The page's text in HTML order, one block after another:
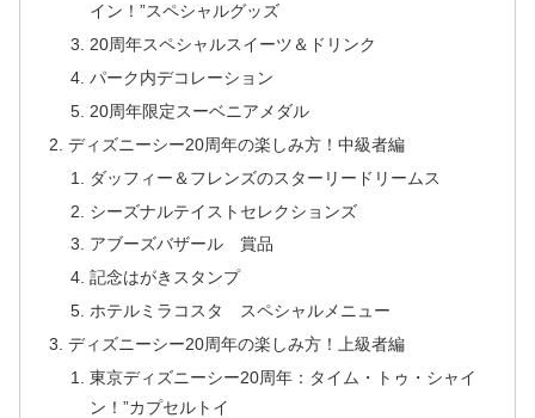
イン！”スペシャルグッズ
20周年スペシャルスイーツ＆ドリンク
パーク内デコレーション
20周年限定スーベニアメダル
ディズニーシー20周年の楽しみ方！中級者編
ダッフィー＆フレンズのスターリードリームス
シーズナルテイストセレクションズ
アブーズバザール 賞品
記念はがきスタンプ
ホテルミラコスタ スペシャルメニュー
ディズニーシー20周年の楽しみ方！上級者編
東京ディズニーシー20周年：タイム・トゥ・シャイ
ン！”カプセルトイ